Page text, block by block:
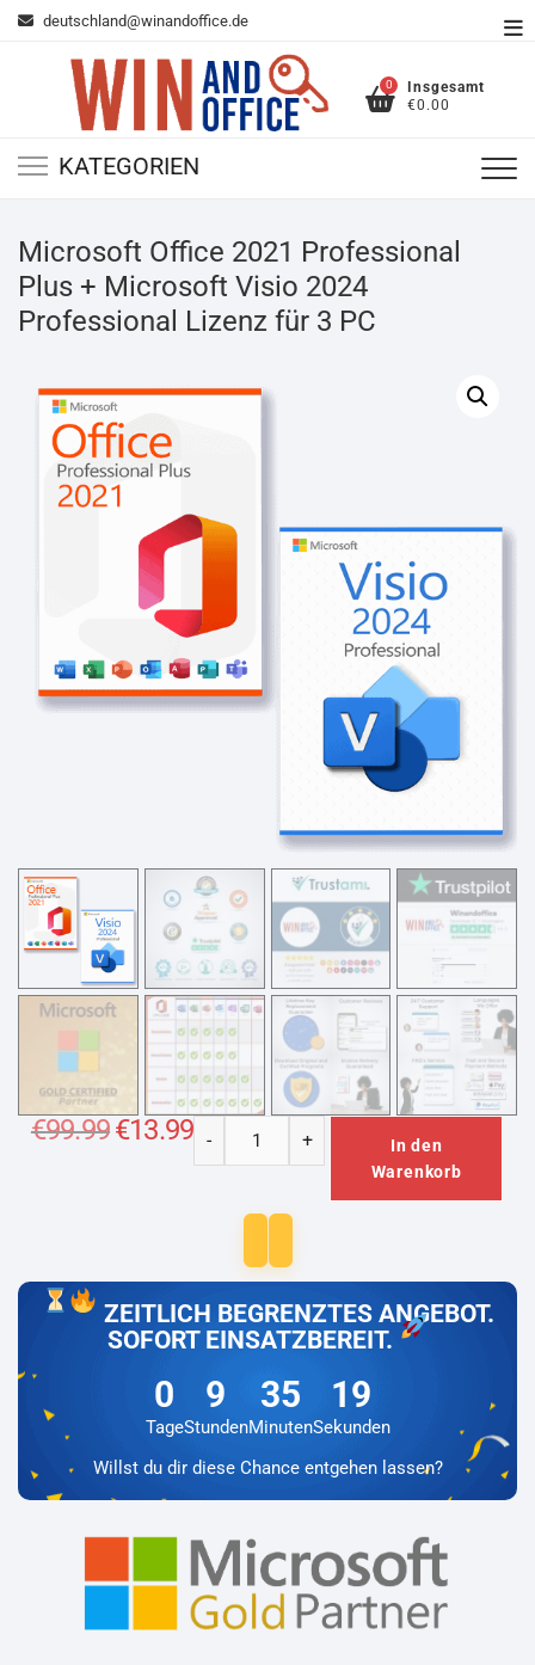
Zum deutschland@winandoffice.de
0
Insgesamt
€0.00
KATEGORIEN
Microsoft Office 2021 Professional
Plus + Microsoft Visio 2024
Professional Lizenz für 3 PC
€99.99 Ursprünglicher
Preis
€13.99Aktueller
Preis
-
Microsoft
Microsoft
Visio
2024
Professional
Lizenz
für
3
Menge
+
In den
Warenkorb
ZEITLICH BEGRENZTES ANGEBOT.
SOFORT EINSATZBEREIT.
0
Tage
9
Stunden
35
Minuten
18
Sekunden
Willst du dir diese Chance entgehen lassen?